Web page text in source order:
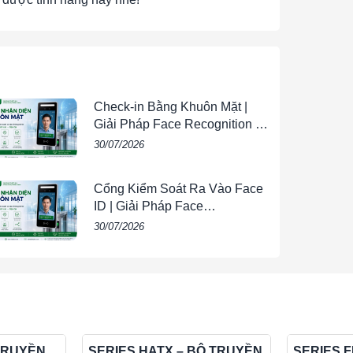
bộ an
an
bộ an
bộ an
bộ an
Check-in Bằng Khuôn Mặt |
Giải Pháp Face Recognition AI
Cho Doanh Nghiệp |
30/07/2026
Cổng Kiểm Soát Ra Vào Face
ID | Giải Pháp Face
Recognition AI Cho Doanh
30/07/2026